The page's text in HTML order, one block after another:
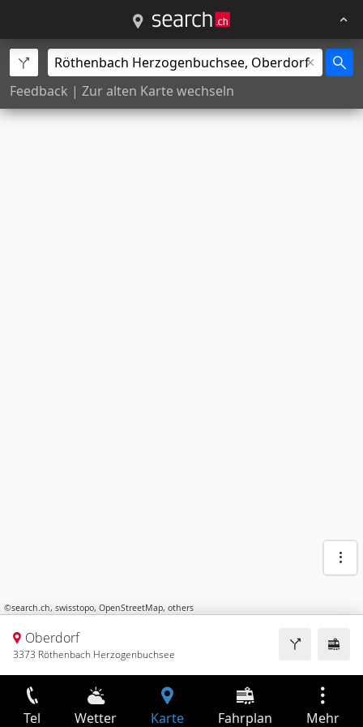
Feedback | Zur alten Karte wechseln
©search.ch, swisstopo, OpenStreetMap, others
Oberdorf
3373 Röthenbach Herzogenbuchsee
Tel Wetter Karte Fahrplan Mehr